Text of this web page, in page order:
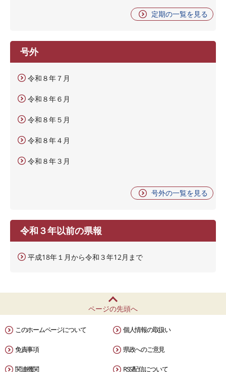
定期の一覧を見る
号外
令和８年７月
令和８年６月
令和８年５月
令和８年４月
令和８年３月
号外の一覧を見る
令和３年以前の県報
平成18年１月から令和３年12月まで
ページの先頭へ
このホームページについて 個人情報の取扱い
免責事項 県政へのご意見
関連機関 RSS配信について